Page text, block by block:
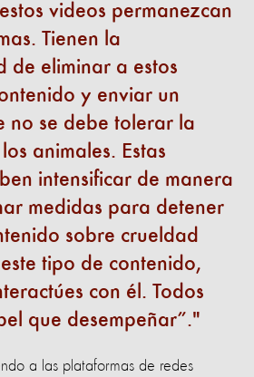
videos permanezcan
Tienen la
de eliminar a estos
y enviar un
no se debe tolerar la
animales. Estas
intensificar de manera
medidas para detener
sobre crueldad
tipo de contenido,
con él. Todos
que desempeñar”.
a las plataformas de redes